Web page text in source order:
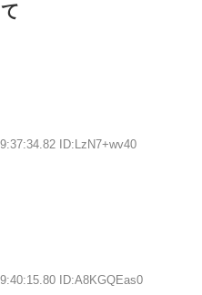
ID:LzN7+wv40
ID:A8KGQEas0